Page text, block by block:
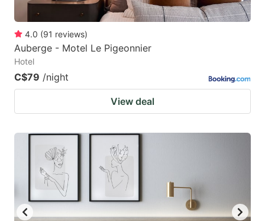
4.0 (91 reviews)
Auberge - Motel Le Pigeonnier
Hotel
C$79 /night
View deal